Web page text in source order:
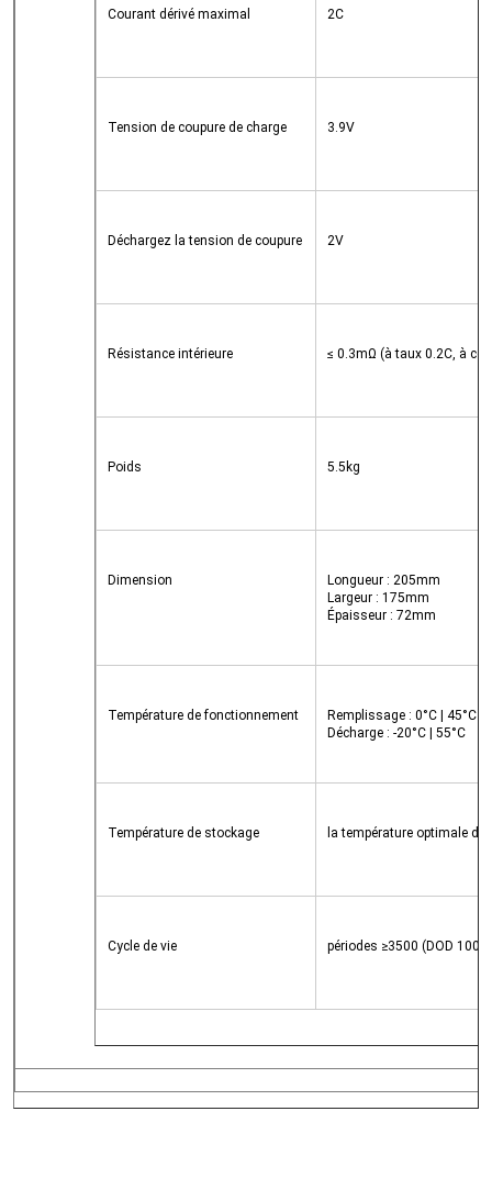
Laisser un message
SOUMETTRE
Courant dérivé maximal 2C
Tension de coupure de charge 3.9V
Déchargez la tension de coupure 2V
Résistance intérieure ≤ 0.3mΩ (à taux 0.2C, à
Poids 5.5kg
Dimension
Longueur : 205mm
Largeur : 175mm
Épaisseur : 72mm
Température de fonctionnement
Remplissage : 0°C | 45°C
Décharge : -20°C | 55°C
Température de stockage la température optimale
Cycle de vie périodes ≥3500 (DOD